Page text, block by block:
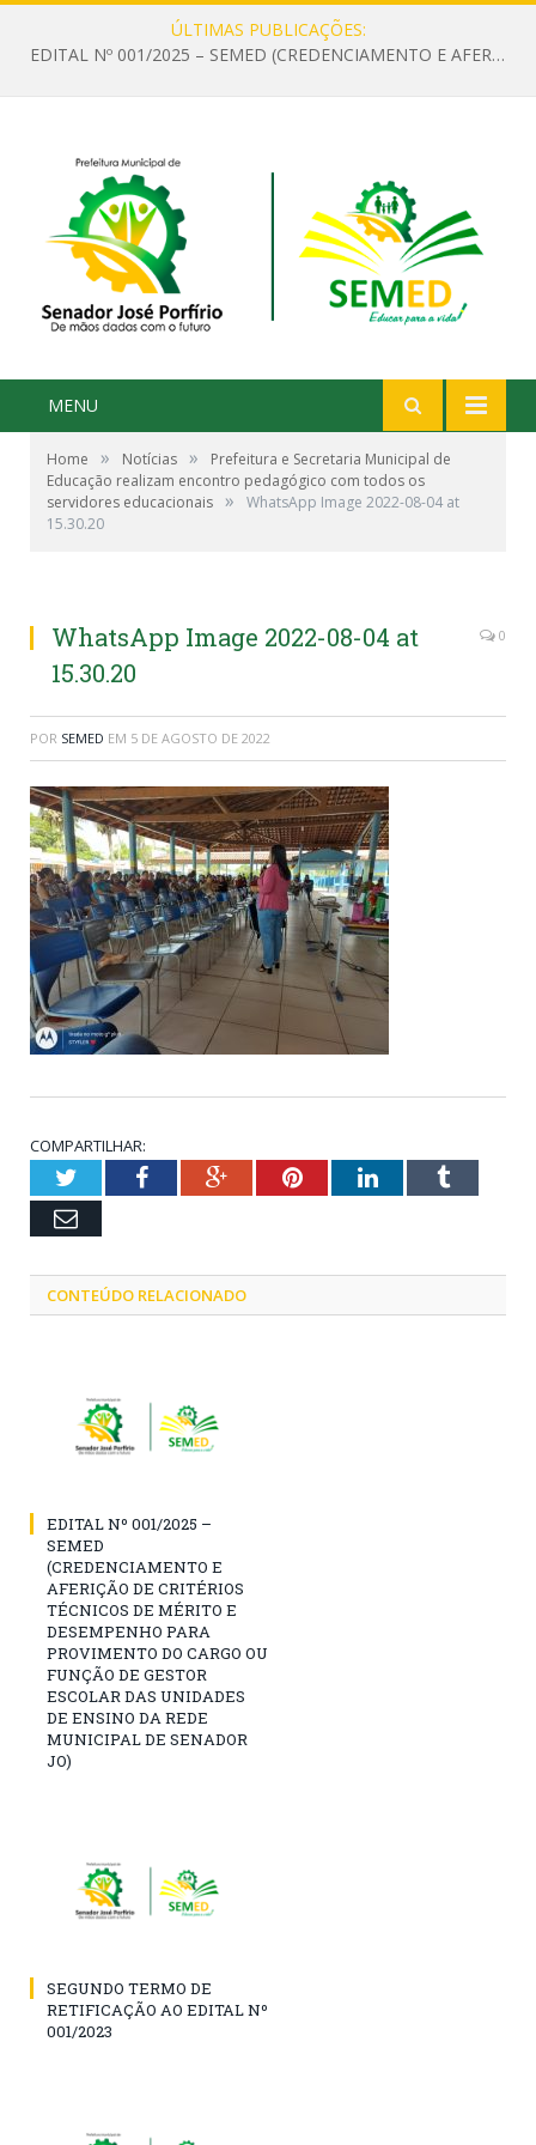
ÚLTIMAS PUBLICAÇÕES:
EDITAL Nº 001/2025 – SEMED (CREDENCIAMENTO E AFERIÇÃO DE CRITÉRIOS TÉCNICOS DE MÉRITO E DESEMPENHO PARA PROVIMENTO DO CARGO OU FUNÇÃO DE GESTOR ESCOLAR DAS UNIDADES DE ENSINO DA REDE MUNICIPAL DE SENADOR JO)
MENU
Home » Notícias »
Prefeitura e Secretaria Municipal de
Educação realizam encontro pedagógico com todos os
servidores educacionais »
WhatsApp Image 2022-08-04 at
15.30.20
WhatsApp Image 2022-08-04 at
15.30.20
0
POR SEMED EM 5 DE AGOSTO DE 2022
COMPARTILHAR:
TwitterFacebookGoogle+PinterestLinkedInTumblr
Email
CONTEÚDO RELACIONADO
EDITAL Nº 001/2025 –
SEMED
(CREDENCIAMENTO E
AFERIÇÃO DE CRITÉRIOS
TÉCNICOS DE MÉRITO E
DESEMPENHO PARA
PROVIMENTO DO CARGO OU
FUNÇÃO DE GESTOR
ESCOLAR DAS UNIDADES
DE ENSINO DA REDE
MUNICIPAL DE SENADOR
JO)
SEGUNDO TERMO DE
RETIFICAÇÃO AO EDITAL Nº
001/2023